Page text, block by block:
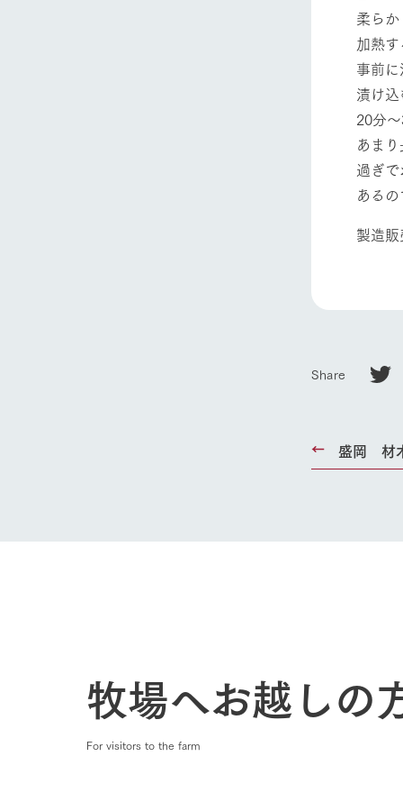
柔ら
加熱
事前
漬け
20分
あま
過ぎ
ある
製造
Share
盛岡 材
牧場へお越しの
For visitors to the farm